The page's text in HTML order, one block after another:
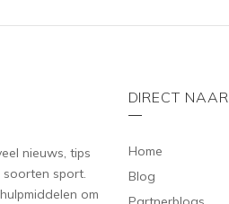
nieuws, tips
soorten sport.
om
DIRECT NAAR
Home
Blog